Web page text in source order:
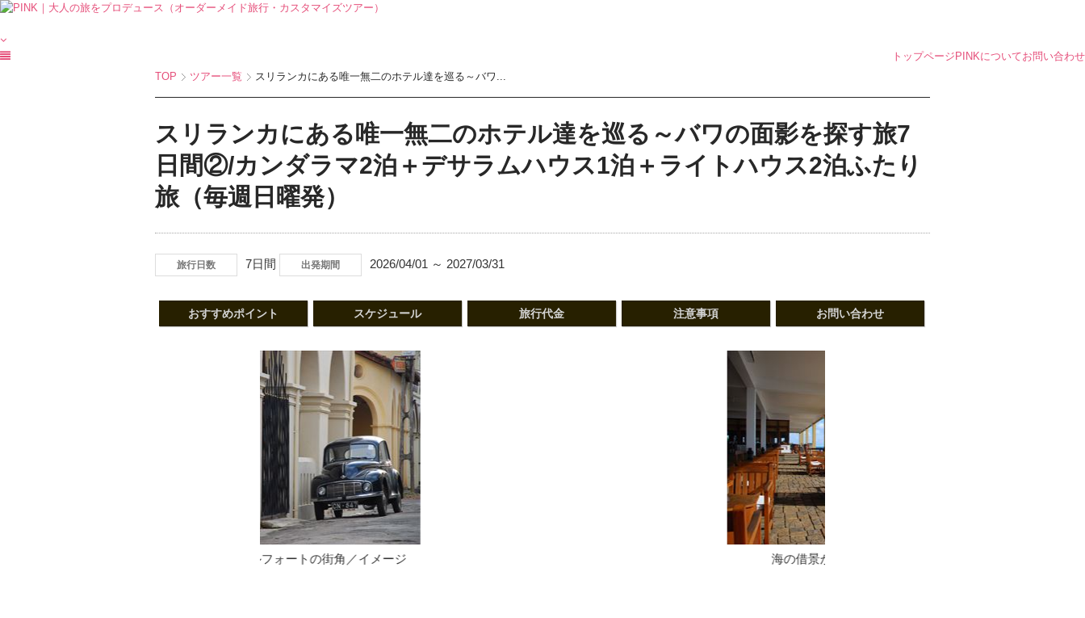
トップページ PINKについてお問い合わせ
TOP
ツアー一覧 スリランカにある唯一無二のホテル達を巡る～バワ...
スリランカにある唯一無二のホテル達を巡る～バワの面影を探す旅7
日間②/カンダラマ2泊＋デサラムハウス1泊＋ライトハウス2泊ふたり
旅（毎週日曜発）
旅行日数 7日間 出発期間 2026/04/01 ～ 2027/03/31
おすすめポイント スケジュール 旅行代金 注意事項 お問い合わせ